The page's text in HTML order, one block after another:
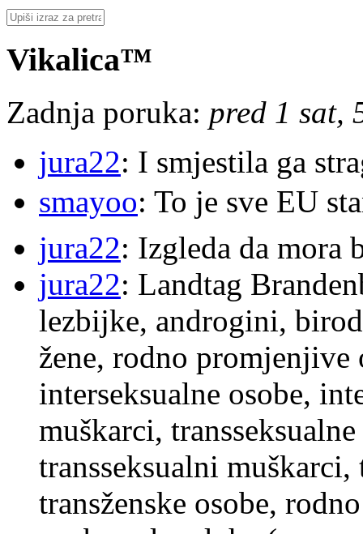
Vikalica™
Zadnja poruka: pred 1 sat,
jura22: I smjestila ga
smayoo: To je sve EU
jura22: Izgleda da mora
jura22: Landtag
lezbijke, androgini,
žene, rodno
interseksualne osobe,
muškarci,
transseksualni muškarci,
transženske osobe,